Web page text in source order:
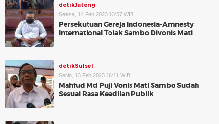
detikJateng
Selasa, 14 Feb 2023 13:57 WIB
Persekutuan Gereja Indonesia-Amnesty
International Tolak Sambo Divonis Mati
detikSulsel
Senin, 13 Feb 2023 16:11 WIB
Mahfud Md Puji Vonis Mati Sambo Sudah
Sesuai Rasa Keadilan Publik